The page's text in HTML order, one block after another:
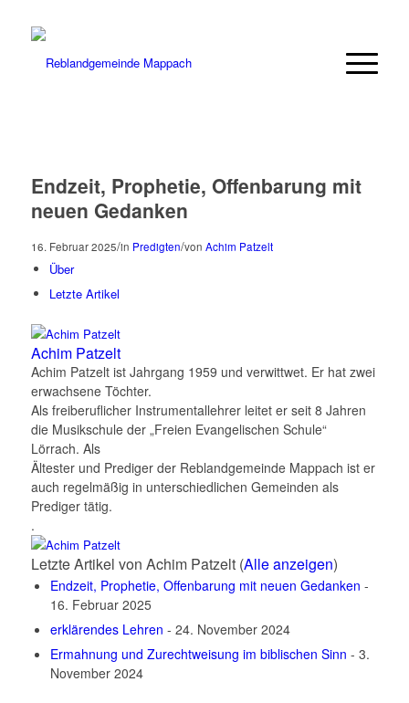
Endzeit, Prophetie, Offenbarung mit
neuen Gedanken
16. Februar 2025/in Predigten/von Achim Patzelt
Über
Letzte Artikel
Achim Patzelt
Achim Patzelt ist Jahrgang 1959 und verwittwet. Er hat zwei
erwachsene Töchter.
Als freiberuflicher Instrumentallehrer leitet er seit 8 Jahren
die Musikschule der „Freien Evangelischen Schule“
Lörrach. Als
Ältester und Prediger der Reblandgemeinde Mappach ist er
auch regelmäßig in unterschiedlichen Gemeinden als
Prediger tätig.
.
Letzte Artikel von Achim Patzelt (Alle anzeigen)
Endzeit, Prophetie, Offenbarung mit neuen Gedanken -
16. Februar 2025
erklärendes Lehren - 24. November 2024
Ermahnung und Zurechtweisung im biblischen Sinn - 3.
November 2024